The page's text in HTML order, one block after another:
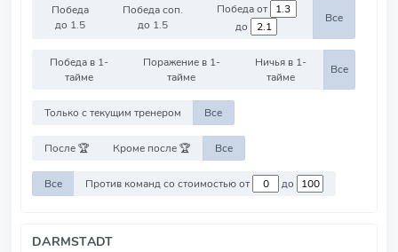
Победа
до 1.5
Победа соп.
до 1.5
Победа от
до
Все
Победа в 1-
тайме
Поражение в 1-
тайме
Ничья в 1-
тайме
Все
Только с текущим тренером Все
После 🏆 Кроме после 🏆 Все
Все Против команд со стоимостью от до
DARMSTADT